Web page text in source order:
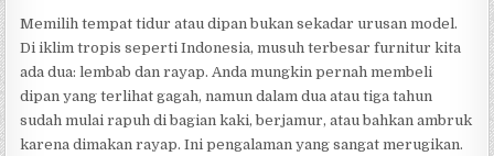
Memilih tempat tidur atau dipan bukan sekadar urusan model.
Di iklim tropis seperti Indonesia, musuh terbesar furnitur kita
ada dua: lembab dan rayap. Anda mungkin pernah membeli
dipan yang terlihat gagah, namun dalam dua atau tiga tahun
sudah mulai rapuh di bagian kaki, berjamur, atau bahkan ambruk
karena dimakan rayap. Ini pengalaman yang sangat merugikan.